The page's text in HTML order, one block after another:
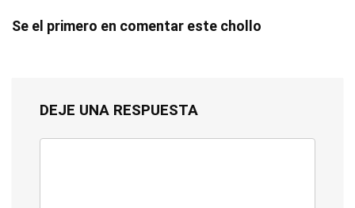
Se el primero en comentar este chollo
DEJE UNA RESPUESTA